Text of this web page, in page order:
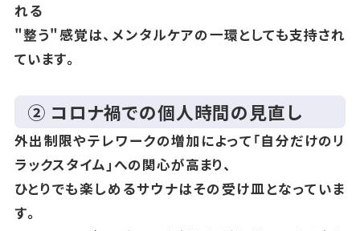
れる
"整う"感覚は、メンタルケアの一環としても支持され
ています。
② コロナ禍での個人時間の見直し
外出制限やテレワークの増加によって「自分だけのリ
ラックスタイム」への関心が高まり、
ひとりでも楽しめるサウナはその受け皿となっていま
す。